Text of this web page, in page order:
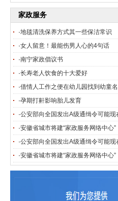
家政服务
·地毯清洗保养方式其一些保洁常识
·女人留意！最能伤男人心的4句话
·南宁家政倡议书
·长寿老人饮食的十大爱好
·借情人工作之便在幼儿园找到幼童
·孕期打鼾影响胎儿发育
·公安部向全国发出A级通缉令可能现
·安徽省城市将建“家政服务网络中心”
·公安部向全国发出A级通缉令可能现
·安徽省城市将建“家政服务网络中心”